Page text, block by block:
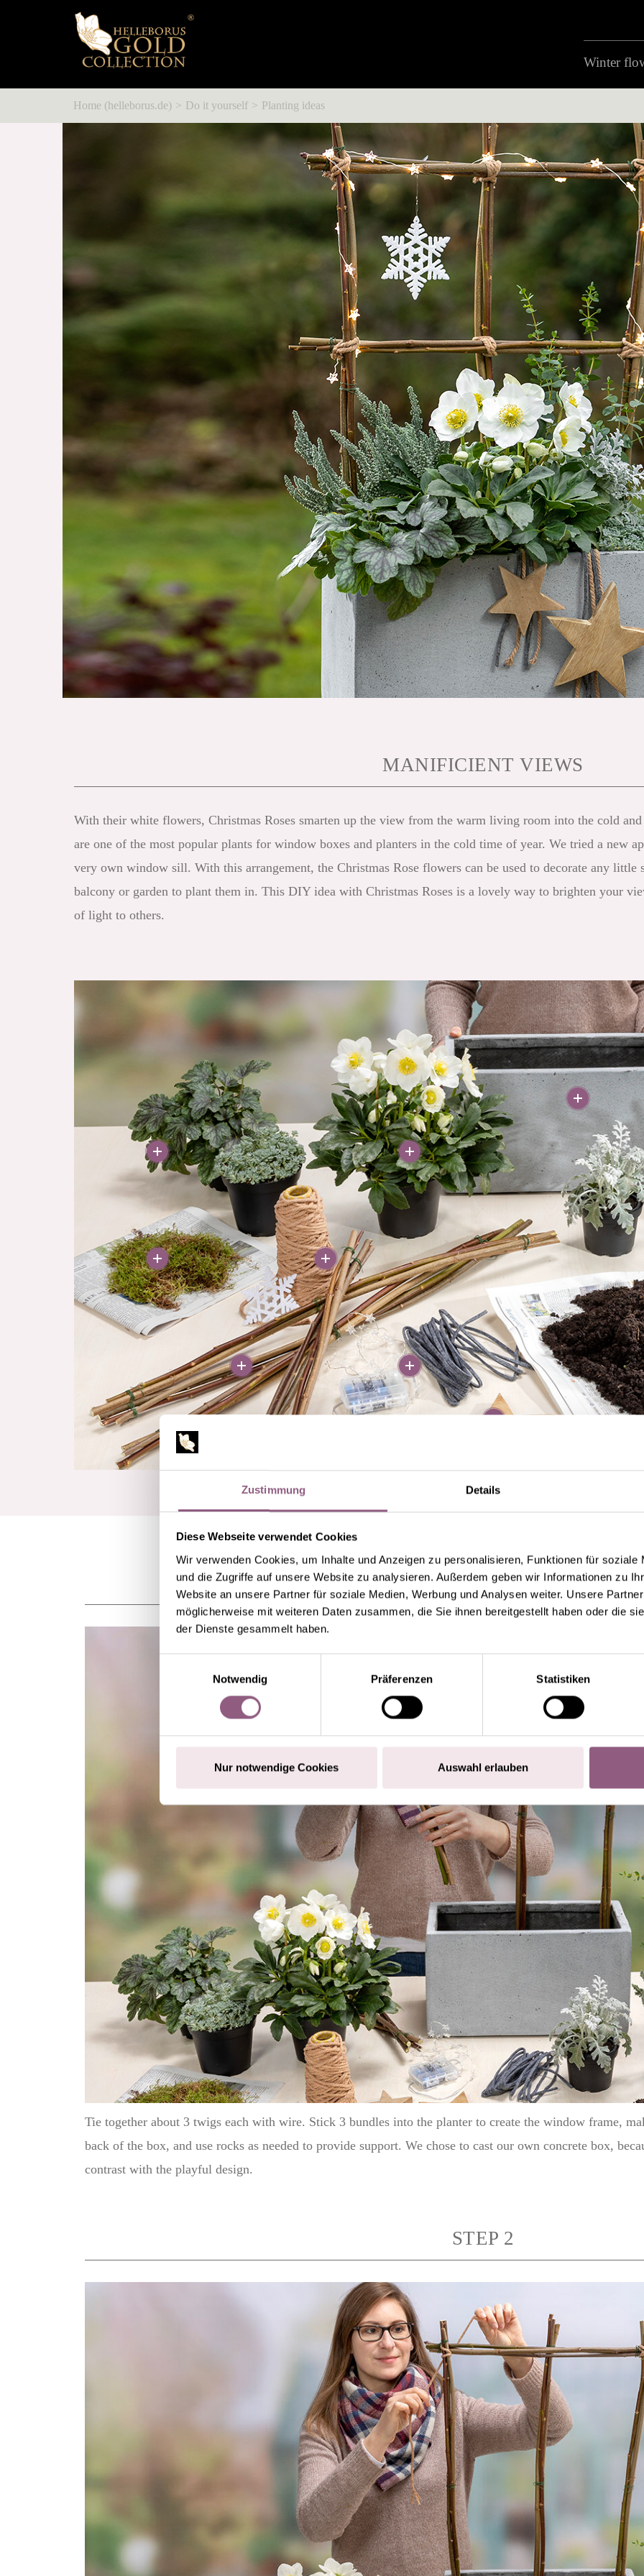
Zustimmung Details
Diese Webseite verwendet Cookies
Wir verwenden Cookies, um Inhalte und Anzeigen zu personalisieren, Funktionen für soziale
und die Zugriffe auf unsere Website zu analysieren. Außerdem geben wir Informationen zu
Website an unsere Partner für soziale Medien, Werbung und Analysen weiter. Unsere
möglicherweise mit weiteren Daten zusammen, die Sie ihnen bereitgestellt haben oder die
der Dienste gesammelt haben.
Notwendig
Präferenzen Statistiken
Nur notwendige Cookies Auswahl erlauben
Winter
Home (helleborus.de) Do it yourself Planting ideas
MANIFICIENT VIEWS
With their white flowers, Christmas Roses smarten up the view from the warm living room into the cold
are one of the most popular plants for window boxes and planters in the cold time of year. We tried a new
very own window sill. With this arrangement, the Christmas Rose flowers can be used to decorate any
balcony or garden to plant them in. This DIY idea with Christmas Roses is a lovely way to brighten your
of light to others.
More
More
More
More
More
More
More
More
STEP 1
Tie together about 3 twigs each with wire. Stick 3 bundles into the planter to create the window frame,
back of the box, and use rocks as needed to provide support. We chose to cast our own concrete box,
contrast with the playful design.
STEP 2